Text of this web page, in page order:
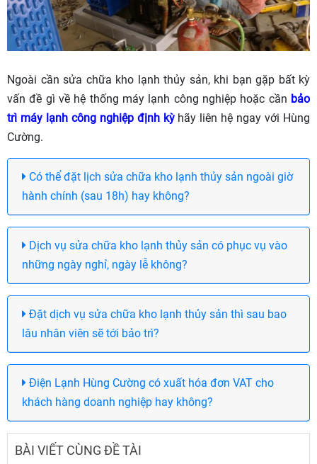
Ngoài cần sửa chữa kho lạnh thủy sản, khi bạn gặp bất kỳ
vấn đề gì về hệ thống máy lạnh công nghiệp hoặc cần bảo
trì máy lạnh công nghiệp định kỳhãy liên hệ ngay với Hùng
Cường.
Có thể đặt lịch sửa chữa kho lạnh thủy sản ngoài giờ
hành chính (sau 18h) hay không?
Dịch vụ sửa chữa kho lạnh thủy sản có phục vụ vào
những ngày nghỉ, ngày lễ không?
Đặt dịch vụ sửa chữa kho lạnh thủy sản thì sau bao
lâu nhân viên sẽ tới bảo trì?
Điện Lạnh Hùng Cường có xuất hóa đơn VAT cho
khách hàng doanh nghiệp hay không?
BÀI VIẾT CÙNG ĐỀ TÀI